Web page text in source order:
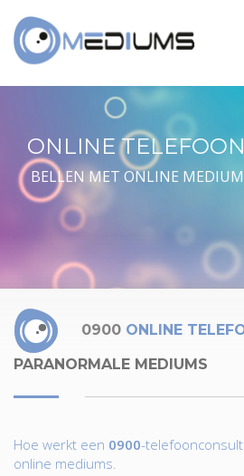
ONLINE
BELLEN MET ONLINE
0900 ONLINE
PARANORMALE MEDIUMS
Hoe werkt een 0900-
online mediums.